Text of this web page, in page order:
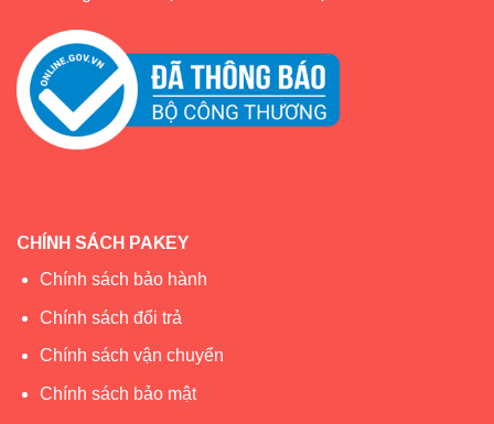
CHÍNH SÁCH PAKEY
Chính sách bảo hành
Chính sách đổi trả
Chính sách vận chuyển
Chính sách bảo mật